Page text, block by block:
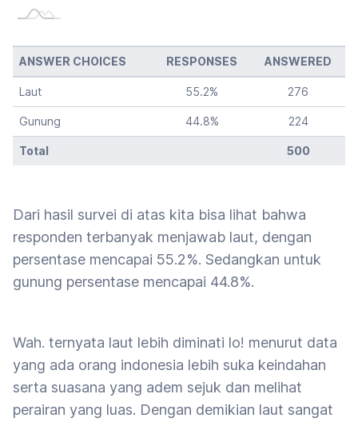
ANSWER CHOICES RESPONSES ANSWERED
Laut 55.2% 276
Gunung 44.8% 224
Total 500
Dari hasil survei di atas kita bisa lihat bahwa
responden terbanyak menjawab laut, dengan
persentase mencapai 55.2%. Sedangkan untuk
gunung persentase mencapai 44.8%.
Wah. ternyata laut lebih diminati lo! menurut data
yang ada orang indonesia lebih suka keindahan
serta suasana yang adem sejuk dan melihat
perairan yang luas. Dengan demikian laut sangat